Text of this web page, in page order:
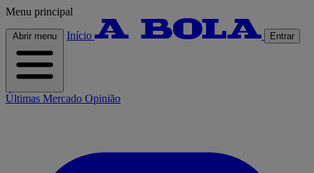
Menu principal
Abrir menu Início Entrar
Últimas Mercado Opinião